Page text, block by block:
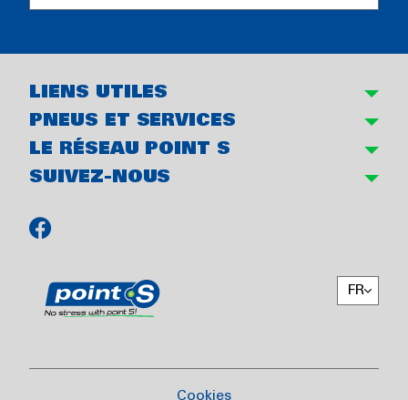
LIENS UTILES
PNEUS ET SERVICES
LE RÉSEAU POINT S
SUIVEZ-NOUS
FR
Cookies